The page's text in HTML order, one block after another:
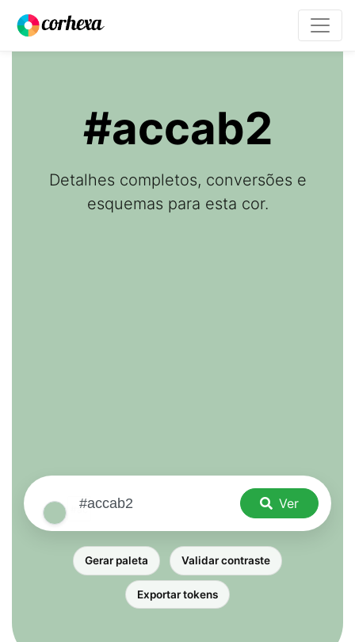
#accab2
Detalhes completos, conversões e
esquemas para esta cor.
Ver
Gerar paleta Validar contraste
Exportar tokens